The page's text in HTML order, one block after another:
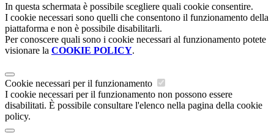
In questa schermata è possibile scegliere quali cookie consentire.
I cookie necessari sono quelli che consentono il funzionamento della
piattaforma e non è possibile disabilitarli.
Per conoscere quali sono i cookie necessari al funzionamento potete
visionare la COOKIE POLICY.
Cookie necessari per il funzionamento
I cookie necessari per il funzionamento non possono essere
disabilitati. È possibile consultare l'elenco nella pagina della cookie
policy.